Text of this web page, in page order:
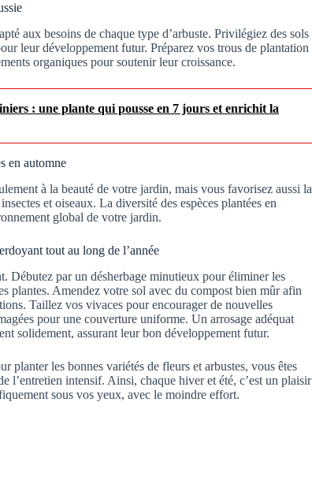
aux besoins de chaque type d’arbuste. Privilégiez des sols
leur développement futur. Préparez vos trous de plantation
organiques pour soutenir leur croissance.
: une plante qui pousse en 7 jours et enrichit la
en automne
à la beauté de votre jardin, mais vous favorisez aussi la
et oiseaux. La diversité des espèces plantées en
global de votre jardin.
tout au long de l’année
Débutez par un désherbage minutieux pour éliminer les
plantes. Amendez votre sol avec du compost bien mûr afin
Taillez vos vivaces pour encourager de nouvelles
pour une couverture uniforme. Un arrosage adéquat
solidement, assurant leur bon développement futur.
planter les bonnes variétés de fleurs et arbustes, vous êtes
l’entretien intensif. Ainsi, chaque hiver et été, c’est un plaisir
sous vos yeux, avec le moindre effort.